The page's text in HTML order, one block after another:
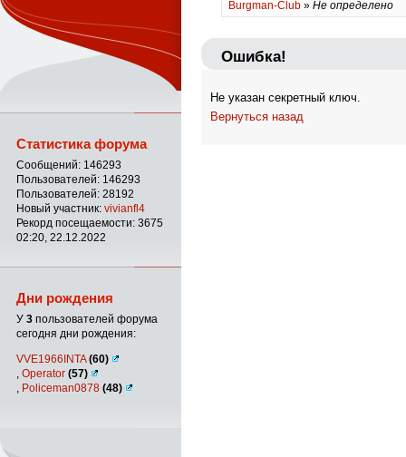
Burgman-Club » Не определено
Ошибка!
Не указан секретный ключ.
Вернуться назад
Статистика форума
Сообщений: 146293
Пользователей: 146293
Пользователей: 28192
Новый участник: vivianfl4
Рекорд посещаемости: 3675
02:20, 22.12.2022
Дни рождения
У 3 пользователей форума
сегодня дни рождения:
VVE1966INTA(60)
Operator (57)
Policeman0878 (48)